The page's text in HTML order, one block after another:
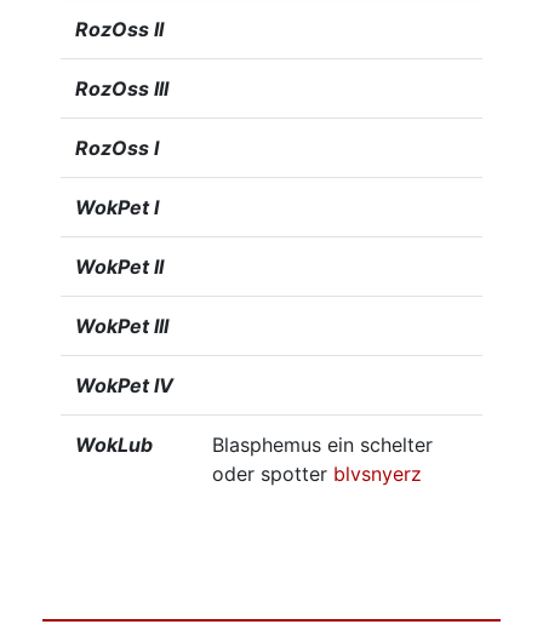
RozOss II
RozOss III
RozOss I
WokPet I
WokPet II
WokPet III
WokPet IV
WokLub
Blasphemus ein schelter
oder spotter blvsnyerz